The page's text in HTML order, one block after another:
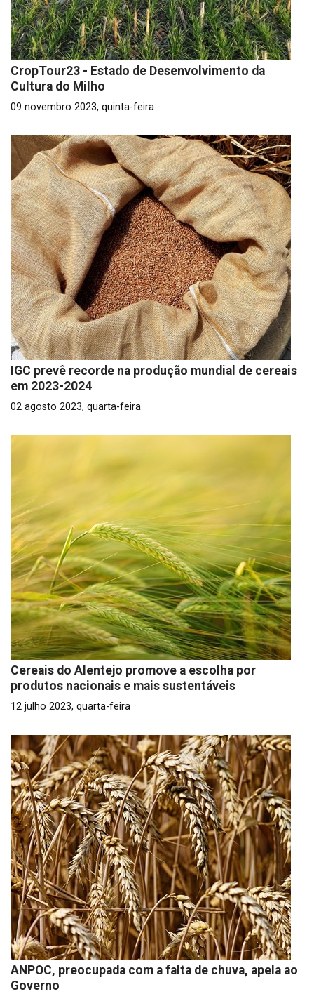
CropTour23 - Estado de Desenvolvimento da
Cultura do Milho
09 novembro 2023, quinta-feira
IGC prevê recorde na produção mundial de cereais
em 2023-2024
02 agosto 2023, quarta-feira
Cereais do Alentejo promove a escolha por
produtos nacionais e mais sustentáveis
12 julho 2023, quarta-feira
ANPOC, preocupada com a falta de chuva, apela ao
Governo